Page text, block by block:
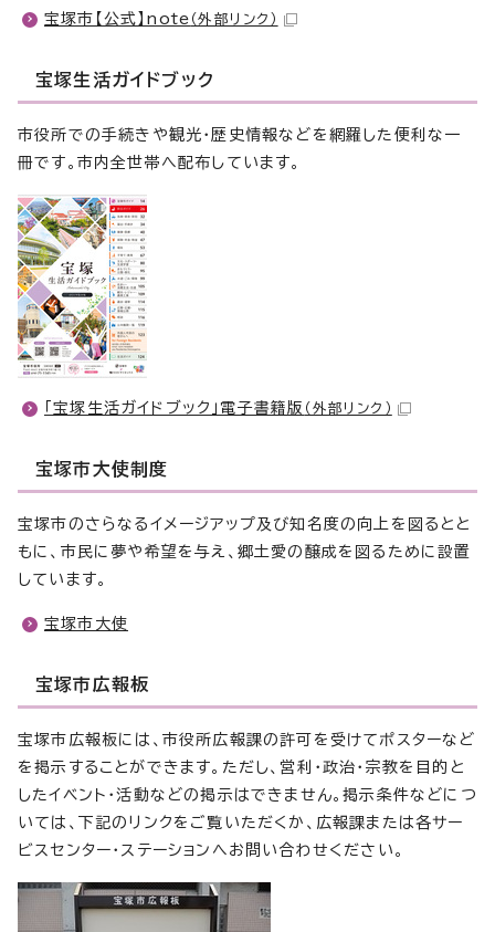
宝塚市【公式】note （外部リンク）
宝塚生活ガイドブック
市役所での手続きや観光・歴史情報などを網羅した便利な一
冊です。市内全世帯へ配布しています。
「宝塚生活ガイドブック」電子書籍版 （外部リンク）
宝塚市大使制度
宝塚市のさらなるイメージアップ及び知名度の向上を図るとと
もに、市民に夢や希望を与え、郷土愛の醸成を図るために設置
しています。
宝塚市大使
宝塚市広報板
宝塚市広報板には、市役所広報課の許可を受けてポスターなど
を掲示することができます。ただし、営利・政治・宗教を目的と
したイベント・活動などの掲示はできません。掲示条件などにつ
いては、下記のリンクをご覧いただくか、広報課または各サー
ビスセンター・ステーションへお問い合わせください。